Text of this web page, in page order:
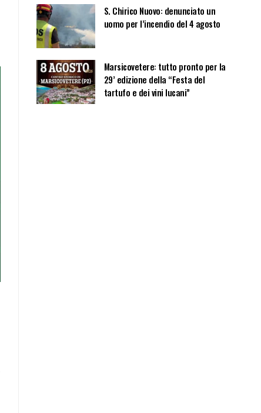
S. Chirico Nuovo: denunciato un
uomo per l’incendio del 4 agosto
Marsicovetere: tutto pronto per la
29’ edizione della “Festa del
tartufo e dei vini lucani”